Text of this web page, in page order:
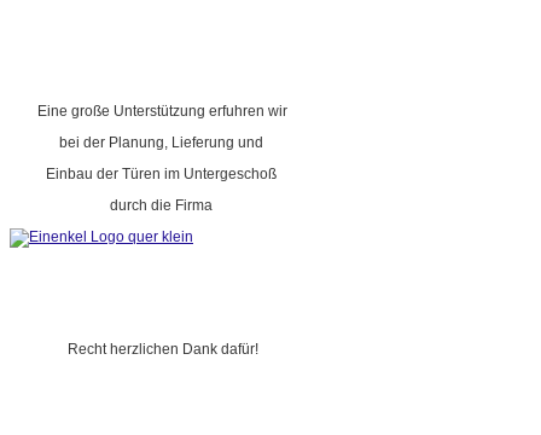
Eine große Unterstützung erfuhren wir
bei der Planung, Lieferung und
Einbau der Türen im Untergeschoß
durch die Firma
Recht herzlichen Dank dafür!